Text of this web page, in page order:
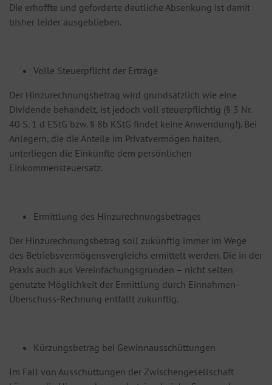
Die erhoffte und geforderte deutliche Absenkung ist damit
bisher leider ausgeblieben.
Volle Steuerpflicht der Erträge
Der Hinzurechnungsbetrag wird grundsätzlich wie eine
Dividende behandelt, ist jedoch voll steuerpflichtig (§ 3 Nr.
40 S. 1 d EStG bzw. § 8b KStG findet keine Anwendung!). Bei
Anlegern, die die Anteile im Privatvermögen halten,
unterliegen die Einkünfte dem persönlichen
Einkommensteuersatz.
Ermittlung des Hinzurechnungsbetrages
Der Hinzurechnungsbetrag soll zukünftig immer im Wege
des Betriebsvermögensvergleichs ermittelt werden. Die in der
Praxis auch aus Vereinfachungsgründen – nicht selten
genutzte Möglichkeit der Ermittlung durch Einnahmen-
Überschuss-Rechnung entfällt zukünftig.
Kürzungsbetrag bei Gewinnausschüttungen
Im Fall von Ausschüttungen der Zwischengesellschaft